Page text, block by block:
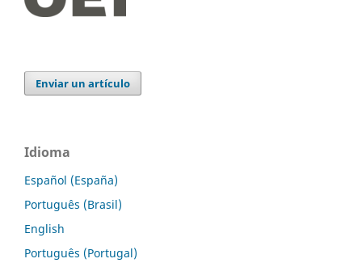
Enviar un artículo
Idioma
Español (España)
Português (Brasil)
English
Português (Portugal)